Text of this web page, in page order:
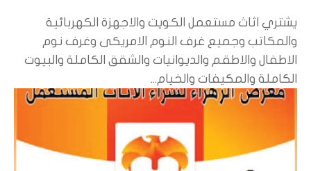
يشتري اثاث مستعمل الكويت والاجهزة الكهربائية
والمكاتب وجميع غرف النوم الامريكى وغرف نوم
الاطفال والاطقم والديوانيات والشقق الكاملة والبيوت
الكاملة والمكيفات والخيام...